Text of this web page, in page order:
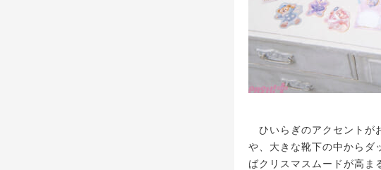
ひいらぎのアクセントが
や、大きな靴下の中からダ
ばクリスマスムードが高ま